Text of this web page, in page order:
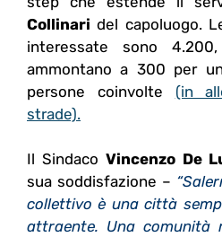
Collinari del capoluogo.
interessate sono
ammontano a 300 per
persone coinvolte
(in
strade).
Il Sindaco Vincenzo De
sua soddisfazione –
collettivo è una città
attraente. Una comunità